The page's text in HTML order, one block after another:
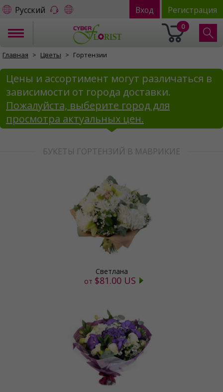
Русский Вход Регистрация
0
Главная Цветы Гортензии
Цены и ассортимент могут различаться в
зависимости от города доставки.
Пожалуйста, выберите город для
просмотра актуальных цен.
БУКЕТЫ ГОРТЕНЗИЙ В МАВРИКИЕ
Светлана
от $81.00 US